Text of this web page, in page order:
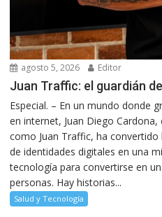
agosto 5, 2026 Editor
Juan Traffic: el guardián
Especial. – En un mundo donde
en internet, Juan Diego
como Juan Traffic, ha
de identidades digitales en una
tecnología para convertirse en
personas. Hay historias...
Salud y Tecnología